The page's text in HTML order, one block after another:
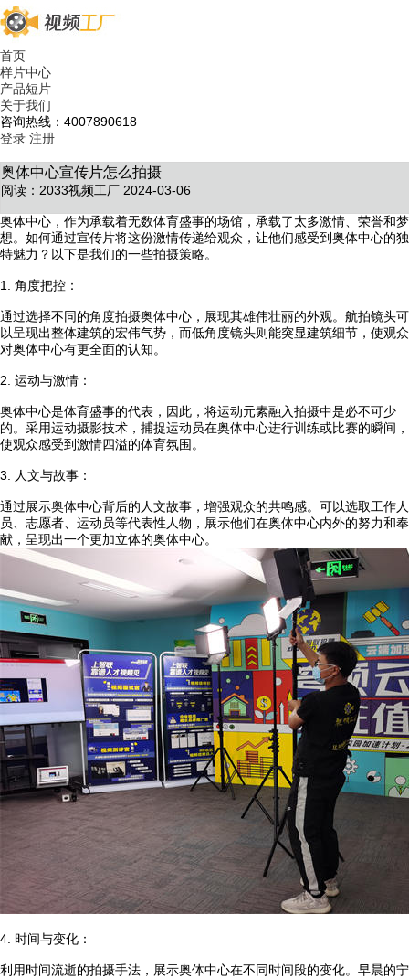
首页
样片中心
产品短片
关于我们
咨询热线：4007890618
登录 注册
奥体中心宣传片怎么拍摄
阅读：2033视频工厂 2024-03-06
奥体中心，作为承载着无数体育盛事的场馆，承载了太多激情、荣誉和梦
想。如何通过宣传片将这份激情传递给观众，让他们感受到奥体中心的独
特魅力？以下是我们的一些拍摄策略。
1. 角度把控：
通过选择不同的角度拍摄奥体中心，展现其雄伟壮丽的外观。航拍镜头可
以呈现出整体建筑的宏伟气势，而低角度镜头则能突显建筑细节，使观众
对奥体中心有更全面的认知。
2. 运动与激情：
奥体中心是体育盛事的代表，因此，将运动元素融入拍摄中是必不可少
的。采用运动摄影技术，捕捉运动员在奥体中心进行训练或比赛的瞬间，
使观众感受到激情四溢的体育氛围。
3. 人文与故事：
通过展示奥体中心背后的人文故事，增强观众的共鸣感。可以选取工作人
员、志愿者、运动员等代表性人物，展示他们在奥体中心内外的努力和奉
献，呈现出一个更加立体的奥体中心。
4. 时间与变化：
利用时间流逝的拍摄手法，展示奥体中心在不同时间段的变化。早晨的宁